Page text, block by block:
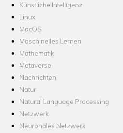
Künstliche Intelligenz
Linux
MacOS
Maschinelles Lernen
Mathematik
Metaverse
Nachrichten
Natur
Natural Language Processing
Netzwerk
Neuronales Netzwerk